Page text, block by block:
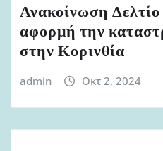
Ανακοίνωση
αφορμή την
στην Κορινθία
admin Οκτ 2, 2024